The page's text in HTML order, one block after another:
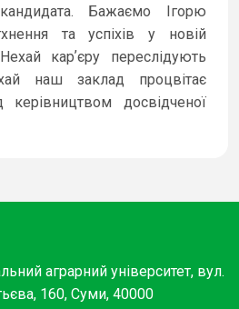
Бажаємо Ігорю
та успіхів у новій
карʼєру переслідують
наш заклад процвітає
досвідченої
аграрний університет, вул.
160, Суми, 40000